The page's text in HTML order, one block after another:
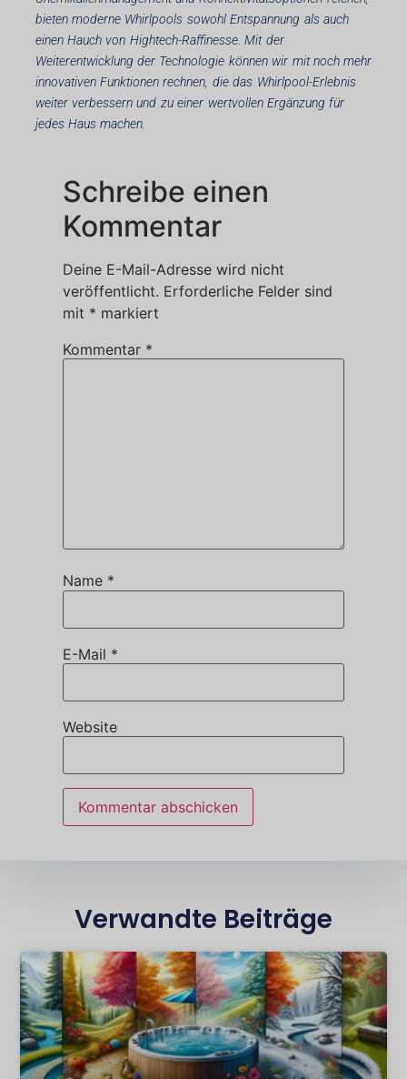
bieten moderne Whirlpools sowohl Entspannung als auch
einen Hauch von Hightech-Raffinesse. Mit der
Weiterentwicklung der Technologie können wir mit noch mehr
innovativen Funktionen rechnen, die das Whirlpool-Erlebnis
weiter verbessern und zu einer wertvollen Ergänzung für
jedes Haus machen.
Schreibe einen
Kommentar
Deine E-Mail-Adresse wird nicht
veröffentlicht. Erforderliche Felder sind
mit * markiert
Kommentar *
Name *
E-Mail *
Website
Verwandte Beiträge